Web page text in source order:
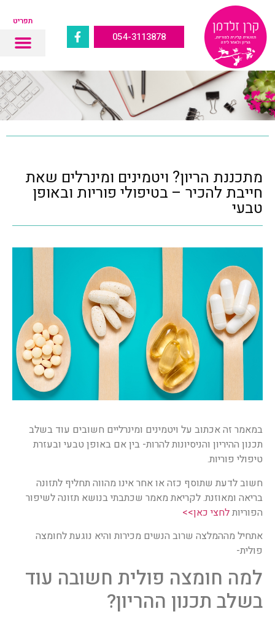
תפריט
054-3113878
מתכננת הריון? ויטמינים ומינרלים שאת
חייבת להכיר – בטיפולי פוריות ובאופן
טבעי
במאמר זה אכתוב על ויטמינים ומינרליים חשובים עוד בשלב
תכנון ההיריון והניסיונות להרות- בין אם באופן טבעי ובעזרת
טיפולי פוריות.
חשוב לדעת שתוסף כזה או אחר אינו מהווה תחליף לתזונה
בריאה ומאוזנת. לקריאת מאמר שכתבתי בנושא תזונה לשיפור
הפוריותלחצי כאן>>
אתחיל מההמלצה שרוב הנשים מכירות והיא נוגעת לחומצה
פולית-
למה חומצה פולית חשובה עוד
בשלב תכנון ההריון?